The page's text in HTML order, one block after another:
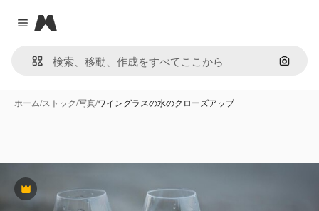
Close menu
Magnific
画像で
ホーム/ストック/写真/ワイングラスの水のクローズアップ
Premium